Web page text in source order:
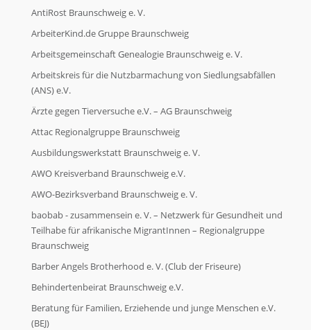
Weitere Initiativen
Weitere Initiativen
Alle Initiativen von A - Z
Alle Initiativen von A - Z
So können Sie helfen
So können Sie helfen
Zeitspende
AntiRost Braunschweig e. V.
ArbeiterKind.de Gruppe Braunschweig
Arbeitsgemeinschaft Genealogie Braunschweig e. V.
Arbeitskreis für die Nutzbarmachung von Siedlungsabfällen
(ANS) e.V.
Ärzte gegen Tierversuche e.V. – AG Braunschweig
Attac Regionalgruppe Braunschweig
Ausbildungswerkstatt Braunschweig e. V.
AWO Kreisverband Braunschweig e.V.
AWO-Bezirksverband Braunschweig e. V.
baobab - zusammensein e. V. – Netzwerk für Gesundheit und
Teilhabe für afrikanische MigrantInnen – Regionalgruppe
Braunschweig
Barber Angels Brotherhood e. V. (Club der Friseure)
Behindertenbeirat Braunschweig e.V.
Beratung für Familien, Erziehende und junge Menschen e.V.
(BEJ)